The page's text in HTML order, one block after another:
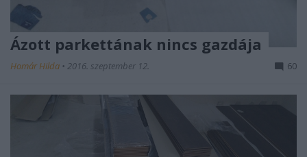
Ázott parkettának nincs gazdája
Homár Hilda • 2016. szeptember 12. 60